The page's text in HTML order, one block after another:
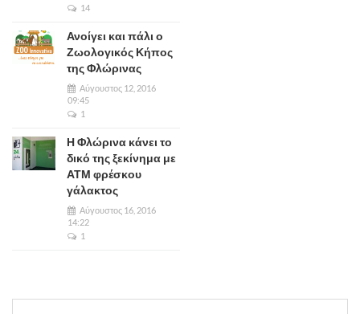
14
Ανοίγει και πάλι ο
Ζωολογικός Κήπος
της Φλώρινας
Αύγουστος 12, 2016
09:45
1
Η Φλώρινα κάνει το
δικό της ξεκίνημα με
ΑΤΜ φρέσκου
γάλακτος
Αύγουστος 16, 2016
14:22
1